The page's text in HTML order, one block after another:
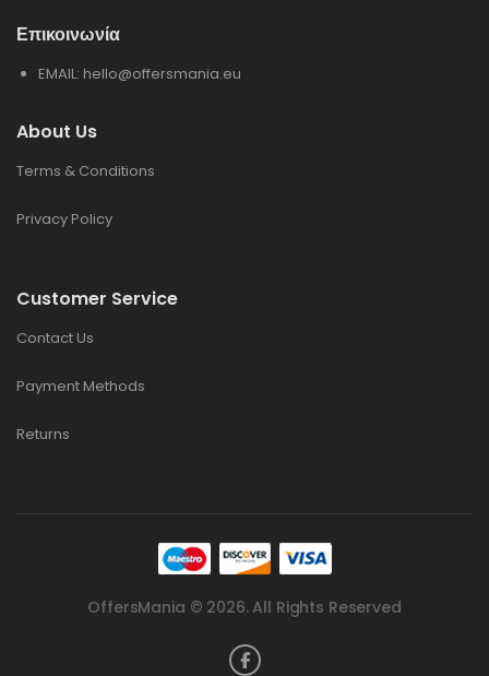
Επικοινωνία
EMAIL: hello@offersmania.eu
About Us
Terms & Conditions
Privacy Policy
Customer Service
Contact Us
Payment Methods
Returns
OffersMania © 2026. All Rights Reserved